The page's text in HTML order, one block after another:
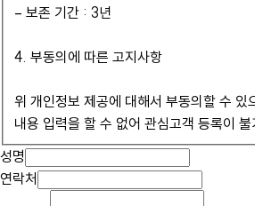
– 보존 기간 : 3년
4. 부동의에 따른 고지사항
위 개인정보 제공에 대해서 부동의할 수 있
내용 입력을 할 수 없어 관심고객 등록이 불
성명
연락처